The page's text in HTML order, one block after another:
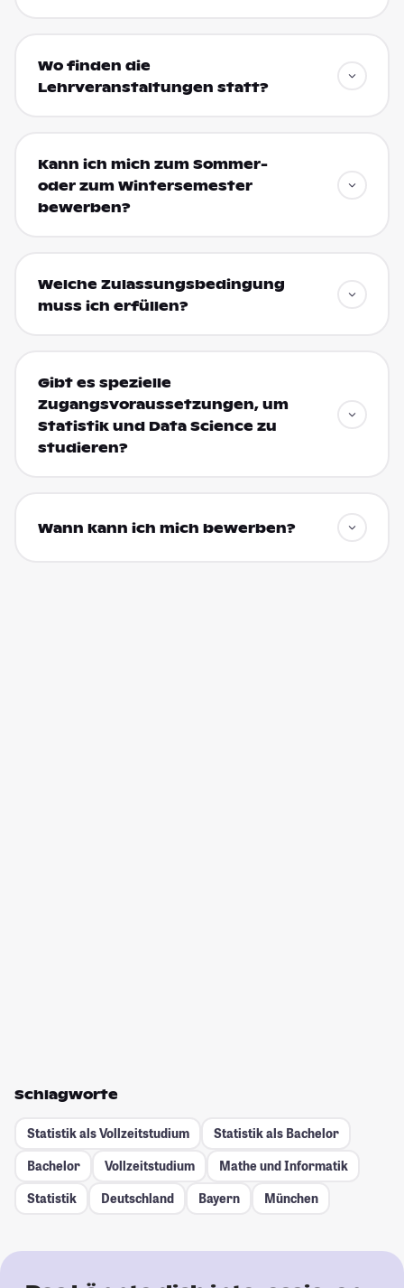
Wo finden die
Lehrveranstaltungen statt?
Kann ich mich zum Sommer-
oder zum Wintersemester
bewerben?
Welche Zulassungsbedingung
muss ich erfüllen?
Gibt es spezielle
Zugangsvoraussetzungen, um
Statistik und Data Science zu
studieren?
Wann kann ich mich bewerben?
Schlagworte
Statistik als Vollzeitstudium
Statistik als Bachelor
Bachelor
Vollzeitstudium
Mathe und Informatik
Statistik
Deutschland Bayern München